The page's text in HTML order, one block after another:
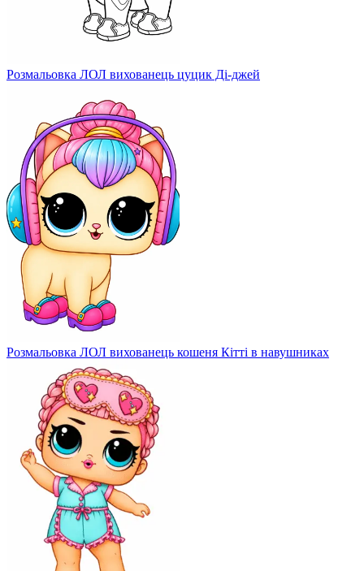
Розмальовка ЛОЛ вихованець цуцик Ді-джей
Розмальовка ЛОЛ вихованець кошеня Кітті в навушниках